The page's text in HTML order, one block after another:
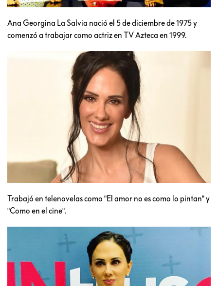
Ana Georgina La Salvia nació el 5 de diciembre de 1975 y
comenzó a trabajar como actriz en TV Azteca en 1999.
Trabajó en telenovelas como "El amor no es como lo pintan" y
"Como en el cine".